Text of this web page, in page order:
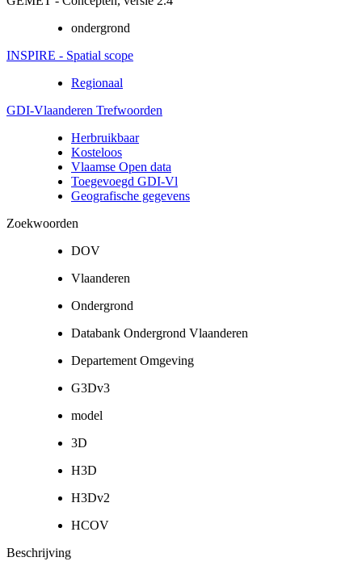
ondergrond
INSPIRE - Spatial scope
Regionaal
GDI-Vlaanderen Trefwoorden
Herbruikbaar
Kosteloos
Vlaamse Open data
Toegevoegd GDI-Vl
Geografische gegevens
Zoekwoorden
DOV
Vlaanderen
Ondergrond
Databank Ondergrond Vlaanderen
Departement Omgeving
G3Dv3
model
3D
H3D
H3Dv2
HCOV
Beschrijving